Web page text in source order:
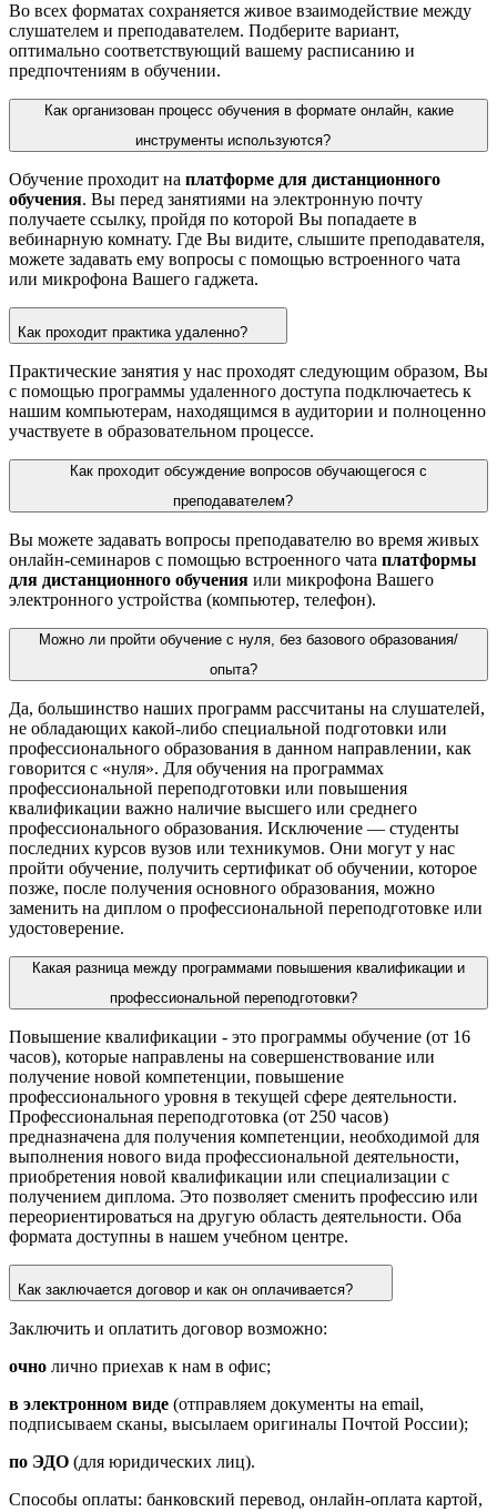
Во всех форматах сохраняется живое взаимодействие между
слушателем и преподавателем. Подберите вариант,
оптимально соответствующий вашему расписанию и
предпочтениям в обучении.
Как организован процесс обучения в формате онлайн, какие
инструменты используются?
Обучение проходит на платформе для дистанционного
обучения. Вы перед занятиями на электронную почту
получаете ссылку, пройдя по которой Вы попадаете в
вебинарную комнату. Где Вы видите, слышите преподавателя,
можете задавать ему вопросы с помощью встроенного чата
или микрофона Вашего гаджета.
Как проходит практика удаленно?
Практические занятия у нас проходят следующим образом, Вы
с помощью программы удаленного доступа подключаетесь к
нашим компьютерам, находящимся в аудитории и полноценно
участвуете в образовательном процессе.
Как проходит обсуждение вопросов обучающегося с
преподавателем?
Вы можете задавать вопросы преподавателю во время живых
онлайн-семинаров с помощью встроенного чата платформы
для дистанционного обучения или микрофона Вашего
электронного устройства (компьютер, телефон).
Можно ли пройти обучение с нуля, без базового образования/
опыта?
Да, большинство наших программ рассчитаны на слушателей,
не обладающих какой-либо специальной подготовки или
профессионального образования в данном направлении, как
говорится с «нуля». Для обучения на программах
профессиональной переподготовки или повышения
квалификации важно наличие высшего или среднего
профессионального образования. Исключение — студенты
последних курсов вузов или техникумов. Они могут у нас
пройти обучение, получить сертификат об обучении, которое
позже, после получения основного образования, можно
заменить на диплом о профессиональной переподготовке или
удостоверение.
Какая разница между программами повышения квалификации и
профессиональной переподготовки?
Повышение квалификации - это программы обучение (от 16
часов), которые направлены на совершенствование или
получение новой компетенции, повышение
профессионального уровня в текущей сфере деятельности.
Профессиональная переподготовка (от 250 часов)
предназначена для получения компетенции, необходимой для
выполнения нового вида профессиональной деятельности,
приобретения новой квалификации или специализации с
получением диплома. Это позволяет сменить профессию или
переориентироваться на другую область деятельности. Оба
формата доступны в нашем учебном центре.
Как заключается договор и как он оплачивается?
Заключить и оплатить договор возможно:
очно лично приехав к нам в офис;
в электронном виде (отправляем документы на email,
подписываем сканы, высылаем оригиналы Почтой России);
по ЭДО (для юридических лиц).
Способы оплаты: банковский перевод, онлайн‑оплата картой,